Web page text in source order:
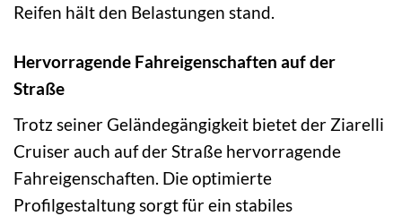
Reifen hält den Belastungen stand.
Hervorragende Fahreigenschaften auf der
Straße
Trotz seiner Geländegängigkeit bietet der Ziarelli
Cruiser auch auf der Straße hervorragende
Fahreigenschaften. Die optimierte
Profilgestaltung sorgt für ein stabiles